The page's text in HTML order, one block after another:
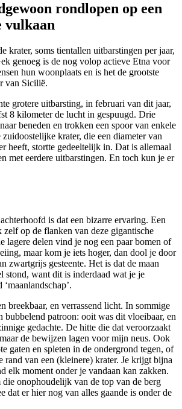
rondlopen op een
vulkaan
krater, soms tientallen uitbarstingen per jaar,
genoeg is de nog volop actieve Etna voor
hun woonplaats en is het de grootste
van Sicilië.
grotere uitbarsting, in februari van dit jaar,
8 kilometer de lucht in gespuugd. Drie
beneden en trokken een spoor van enkele
krater, die een diameter van
heeft, stortte gedeeltelijk in. Dat is allemaal
met eerdere uitbarstingen. En toch kun je er
is dat een bizarre ervaring. Een
zelf op de flanken van deze gigantische
lagere delen vind je nog een paar bomen of
maar kom je iets hoger, dan dool je door
zwartgrijs gesteente. Het is dat de maan
stond, want dit is inderdaad wat je je
breekbaar, en verrassend licht. In sommige
bubbelend patroon: ooit was dit vloeibaar, en
gedachte. De hitte die dat veroorzaakt
de bewijzen lagen voor mijn neus. Ook
gaten en spleten in de ondergrond tegen, of
rand van een (kleinere) krater. Je krijgt bijna
elk moment onder je vandaan kan zakken.
onophoudelijk van de top van de berg
dat er hier nog van alles gaande is onder de